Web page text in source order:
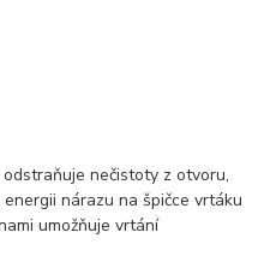
nečistoty z otvoru,
nárazu na špičce vrtáku
umožňuje vrtání